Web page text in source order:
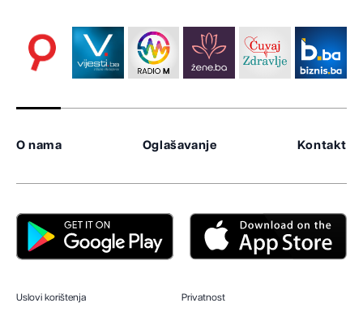
O nama Oglašavanje Kontakt
Uslovi korištenja Privatnost